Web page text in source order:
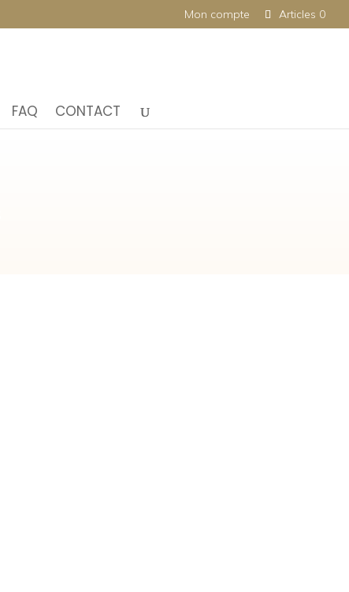
Mon compte Articles 0
FAQ CONTACT